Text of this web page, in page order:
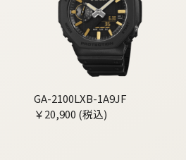
GA-2100LXB-1A9JF
￥20,900 (税込)